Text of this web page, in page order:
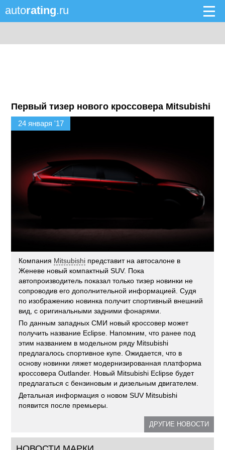
autorating.ru
Первый тизер нового кроссовера Mitsubishi
24 января '17
Компания Mitsubishi представит на автосалоне в
Женеве новый компактный SUV. Пока
автопроизводитель показал только тизер новинки не
сопроводив его дополнительной информацией. Судя
по изображению новинка получит спортивный внешний
вид, с оригинальными задними фонарями.
По данным западных СМИ новый кроссовер может
получить название Eclipse. Напомним, что ранее под
этим названием в модельном ряду Mitsubishi
предлагалось спортивное купе. Ожидается, что в
основу новинки ляжет модернизированная платформа
кроссовера Outlander. Новый Mitsubishi Eclipse будет
предлагаться с бензиновым и дизельным двигателем.
Детальная информация о новом SUV Mitsubishi
появится после премьеры.
ДРУГИЕ НОВОСТИ